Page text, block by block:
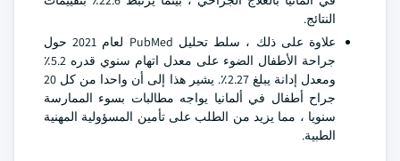
النتائج.
علاوة على ذلك ، سلط تحليل PubMed لعام 2021 حول
جراحة الأطفال الضوء على معدل اتهام سنوي قدره 5.2٪
ومعدل إدانة يبلغ 2.27٪. يشير هذا إلى أن واحدا من كل 20
جراح أطفال في ألمانيا يواجه مطالبات بسوء الممارسة
سنويا ، مما يزيد من الطلب على تأمين المسؤولية المهنية
الطبية.